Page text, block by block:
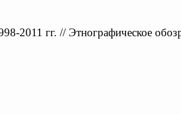
2011 гг. // Этнографическое